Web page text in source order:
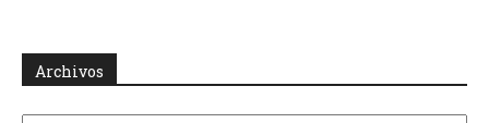
Archivos
Archivos